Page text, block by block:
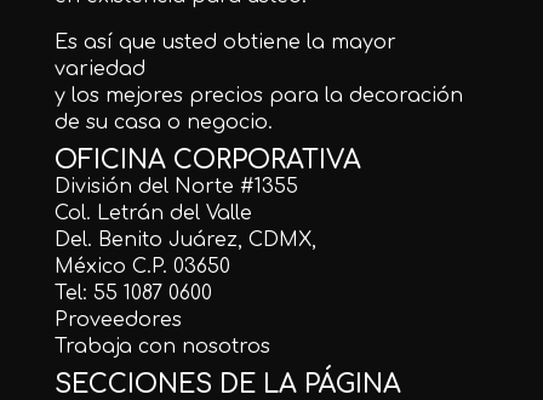
Es así que usted obtiene la mayor
variedad
y los mejores precios para la decoración
de su casa o negocio.
OFICINA CORPORATIVA
División del Norte #1355
Col. Letrán del Valle
Del. Benito Juárez, CDMX,
México C.P. 03650
Tel: 55 1087 0600
Proveedores
Trabaja con nosotros
SECCIONES DE LA PÁGINA